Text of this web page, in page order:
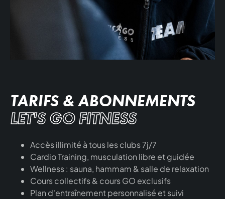
TARIFS & ABONNEMENTS
LET'S GO FITNESS
Accès illimité à tous les clubs 7j/7
Cardio Training, musculation libre et guidée
Wellness : sauna, hammam & salle de relaxation
Cours collectifs & cours GO exclusifs
Plan d'entraînement personnalisé et suivi